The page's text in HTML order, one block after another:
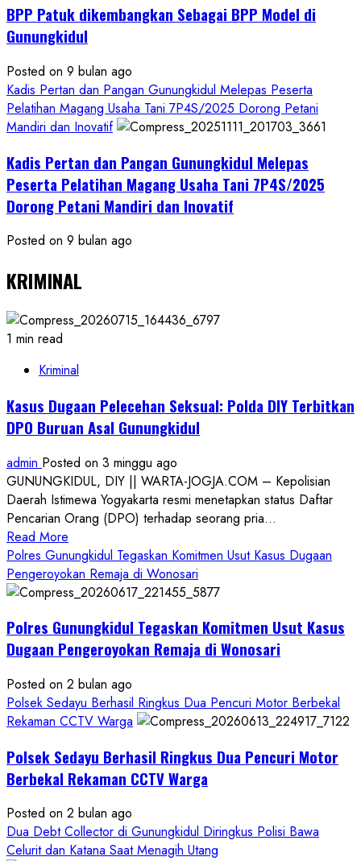
BPP Patuk dikembangkan Sebagai BPP Model di
Gunungkidul
Posted on 9 bulan ago
Kadis Pertan dan Pangan Gunungkidul Melepas Peserta
Pelatihan Magang Usaha Tani 7P4S/2025 Dorong Petani
Mandiri dan Inovatif
Kadis Pertan dan Pangan Gunungkidul Melepas
Peserta Pelatihan Magang Usaha Tani 7P4S/2025
Dorong Petani Mandiri dan Inovatif
Posted on 9 bulan ago
KRIMINAL
1 min read
Kriminal
Kasus Dugaan Pelecehan Seksual: Polda DIY Terbitkan
DPO Buruan Asal Gunungkidul
admin Posted on 3 minggu ago
GUNUNGKIDUL, DIY || WARTA-JOGJA.COM – Kepolisian
Daerah Istimewa Yogyakarta resmi menetapkan status Daftar
Pencarian Orang (DPO) terhadap seorang pria...
Read More
more
about
Kasus
Pelecehan
Seksual:
DIY
Terbitkan
DPO
Asal
Gunungkidul
Polres Gunungkidul Tegaskan Komitmen Usut Kasus Dugaan
Pengeroyokan Remaja di Wonosari
Polres Gunungkidul Tegaskan Komitmen Usut Kasus
Dugaan Pengeroyokan Remaja di Wonosari
Posted on 2 bulan ago
Polsek Sedayu Berhasil Ringkus Dua Pencuri Motor Berbekal
Rekaman CCTV Warga
Polsek Sedayu Berhasil Ringkus Dua Pencuri Motor
Berbekal Rekaman CCTV Warga
Posted on 2 bulan ago
Dua Debt Collector di Gunungkidul Diringkus Polisi Bawa
Celurit dan Katana Saat Menagih Utang